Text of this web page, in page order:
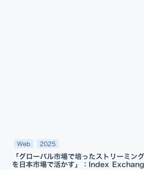
Web 2025
「グローバル市場で培ったストリーミン
を日本市場で活かす」：Index